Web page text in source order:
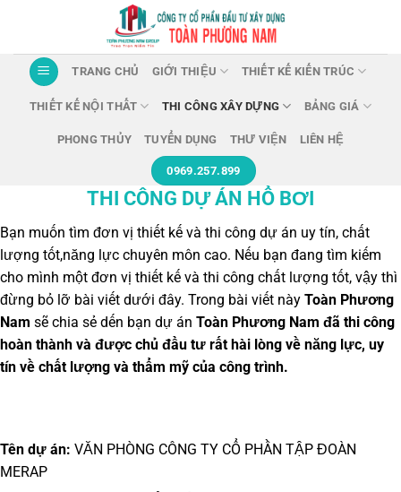
nội
dung
TRANG CHỦ GIỚI THIỆU THIẾT KẾ KIẾN TRÚC
THIẾT KẾ NỘI THẤT THI CÔNG XÂY DỰNG BẢNG GIÁ
PHONG THỦY TUYỂN DỤNG THƯ VIỆN LIÊN HỆ
0969.257.899
THI CÔNG DỰ ÁN HỒ BƠI
Bạn muốn tìm đơn vị thiết kế và thi công dự án uy tín, chất
lượng tốt,năng lực chuyên môn cao. Nếu bạn đang tìm kiếm
cho mình một đơn vị thiết kế và thi công chất lượng tốt, vậy thì
đừng bỏ lỡ bài viết dưới đây. Trong bài viết này Toàn Phương
Nam sẽ chia sẻ dến bạn dự án Toàn Phương Nam đã thi công
hoàn thành và được chủ đầu tư rất hài lòng về năng lực, uy
tín về chất lượng và thẩm mỹ của công trình.
Tên dự án: VĂN PHÒNG CÔNG TY CỔ PHẦN TẬP ĐOÀN
MERAP